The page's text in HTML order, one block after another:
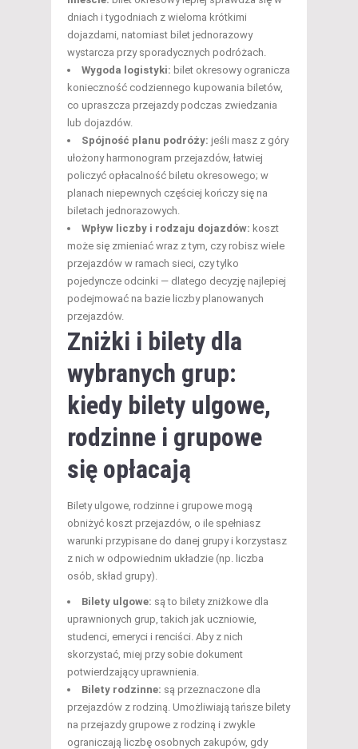
dniach i tygodniach z wieloma krótkimi
dojazdami, natomiast bilet jednorazowy
wystarcza przy sporadycznych podróżach.
Wygoda logistyki: bilet okresowy ogranicza
konieczność codziennego kupowania biletów,
co upraszcza przejazdy podczas zwiedzania
lub dojazdów.
Spójność planu podróży: jeśli masz z góry
ułożony harmonogram przejazdów, łatwiej
policzyć opłacalność biletu okresowego; w
planach niepewnych częściej kończy się na
biletach jednorazowych.
Wpływ liczby i rodzaju dojazdów: koszt
może się zmieniać wraz z tym, czy robisz wiele
przejazdów w ramach sieci, czy tylko
pojedyncze odcinki — dlatego decyzję najlepiej
podejmować na bazie liczby planowanych
przejazdów.
Zniżki i bilety dla
wybranych grup:
kiedy bilety ulgowe,
rodzinne i grupowe
się opłacają
Bilety ulgowe, rodzinne i grupowe mogą
obniżyć koszt przejazdów, o ile spełniasz
warunki przypisane do danej grupy i korzystasz
z nich w odpowiednim układzie (np. liczba
osób, skład grupy).
Bilety ulgowe: są to bilety zniżkowe dla
uprawnionych grup, takich jak uczniowie,
studenci, emeryci i renciści. Aby z nich
skorzystać, miej przy sobie dokument
potwierdzający uprawnienia.
Bilety rodzinne: są przeznaczone dla
przejazdów z rodziną. Umożliwiają tańsze bilety
na przejazdy grupowe z rodziną i zwykle
ograniczają liczbę osobnych zakupów, gdy